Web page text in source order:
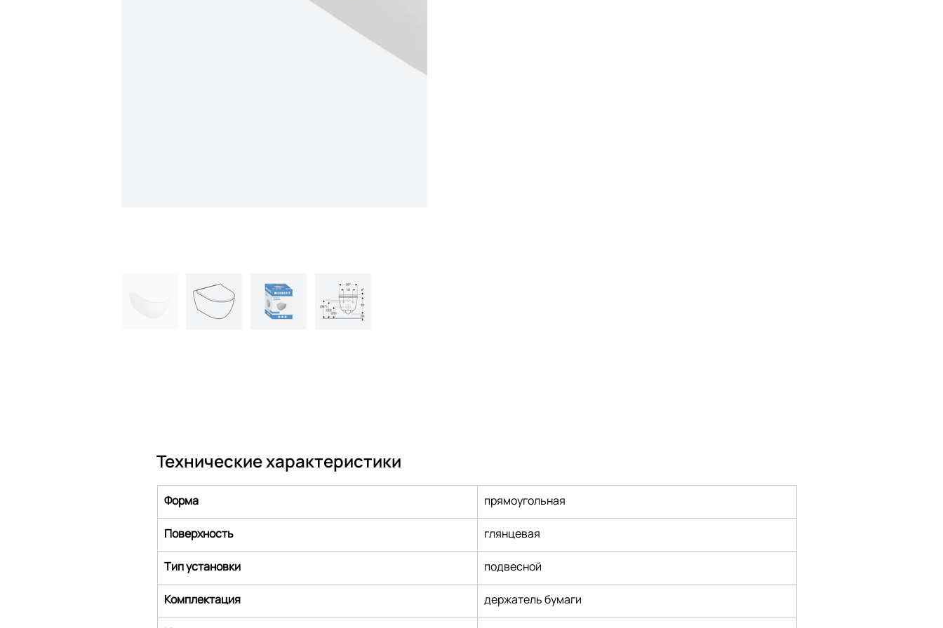
Технические характеристики
Форма прямоугольная
Поверхность глянцевая
Тип установки подвесной
Комплектация держатель бумаги